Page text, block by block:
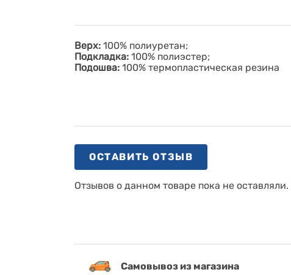
Верх: 100% полиуретан;
Подкладка: 100% полиэстер;
Подошва: 100% термопластическая резина
ОСТАВИТЬ ОТЗЫВ
Отзывов о данном товаре пока не оставляли.
Самовывоз из магазина